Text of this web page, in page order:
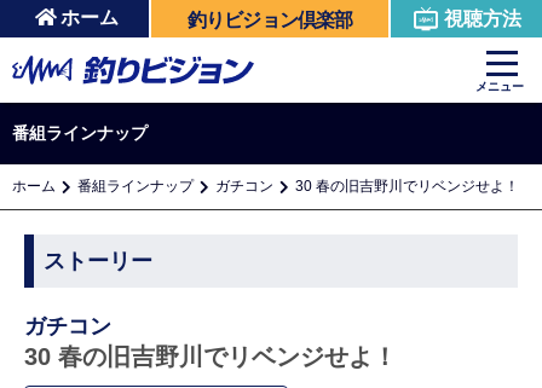
ホーム 釣りビジョン倶楽部 視聴方法
メニュー
番組ラインナップ
ホーム 番組ラインナップ ガチコン 30 春の旧吉野川でリベンジせよ！
ストーリー
ガチコン
30 春の旧吉野川でリベンジせよ！